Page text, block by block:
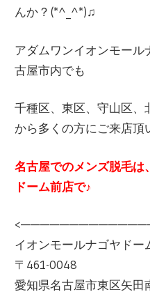
んか？(*^_^*)♫
アダムワンイオンモール
古屋市内でも
千種区、東区、守山区
から多くの方にご来店頂
名古屋でのメンズ脱毛
ドーム前店で♪
イオンモールナゴヤドー
〒461-0048
愛知県名古屋市東区矢田